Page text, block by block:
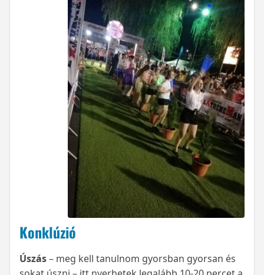
Konklúzió
Úszás– meg kell tanulnom gyorsban gyorsan és